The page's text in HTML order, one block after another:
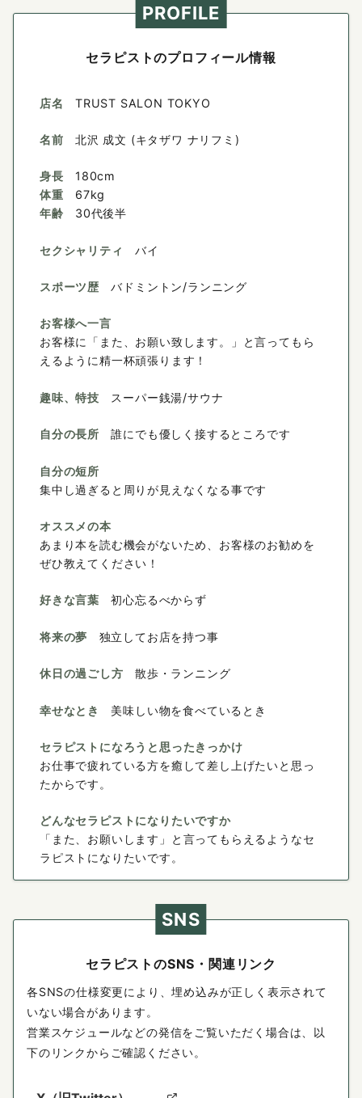
PROFILE
セラピストのプロフィール情報
店名 TRUST SALON TOKYO
名前 北沢 成文 (キタザワ ナリフミ)
身長
体重
年齢
180cm
67kg
30代後半
セクシャリティ バイ
スポーツ歴 バドミントン/ランニング
お客様へ一言
お客様に「また、お願い致します。」と言ってもら
えるように精一杯頑張ります！
趣味、特技 スーパー銭湯/サウナ
自分の長所 誰にでも優しく接するところです
自分の短所
集中し過ぎると周りが見えなくなる事です
オススメの本
あまり本を読む機会がないため、お客様のお勧めを
ぜひ教えてください！
好きな言葉 初心忘るべからず
将来の夢 独立してお店を持つ事
休日の過ごし方 散歩・ランニング
幸せなとき 美味しい物を食べているとき
セラピストになろうと思ったきっかけ
お仕事で疲れている方を癒して差し上げたいと思っ
たからです。
どんなセラピストになりたいですか
「また、お願いします」と言ってもらえるようなセ
ラピストになりたいです。
SNS
セラピストのSNS・関連リンク
各SNSの仕様変更により、埋め込みが正しく表示されて
いない場合があります。
営業スケジュールなどの発信をご覧いただく場合は、以
下のリンクからご確認ください。